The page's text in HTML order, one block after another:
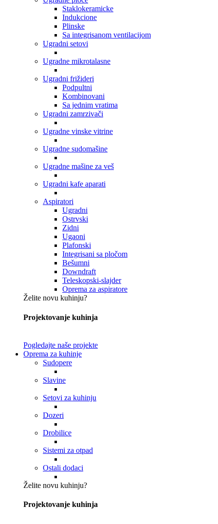
Staklokeramicke
Indukcione
Plinske
Sa integrisanom ventilacijom
Ugradni setovi
Ugradne mikrotalasne
Ugradni frižideri
Podpultni
Kombinovani
Sa jednim vratima
Ugradni zamrzivači
Ugradne vinske vitrine
Ugradne sudomašine
Ugradne mašine za veš
Ugradni kafe aparati
Aspiratori
Ugradni
Ostrvski
Zidni
Ugaoni
Plafonski
Integrisani sa pločom
Bešumni
Downdraft
Teleskopski-slajder
Oprema za aspiratore
Želite novu kuhinju?
Projektovanje kuhinja
Pogledajte naše projekte
Oprema za kuhinje
Sudopere
Slavine
Setovi za kuhinju
Dozeri
Drobilice
Sistemi za otpad
Ostali dodaci
Želite novu kuhinju?
Projektovanje kuhinja